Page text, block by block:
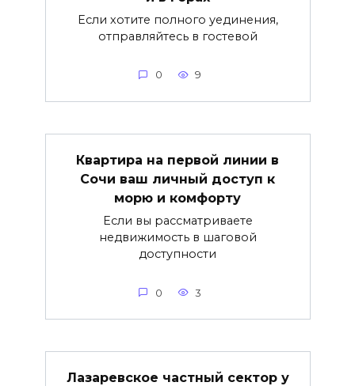
Если хотите полного уединения,
отправляйтесь в гостевой
0 9
Квартира на первой линии в
Сочи ваш личный доступ к
морю и комфорту
Если вы рассматриваете
недвижимость в шаговой
доступности
0 3
Лазаревское частный сектор у